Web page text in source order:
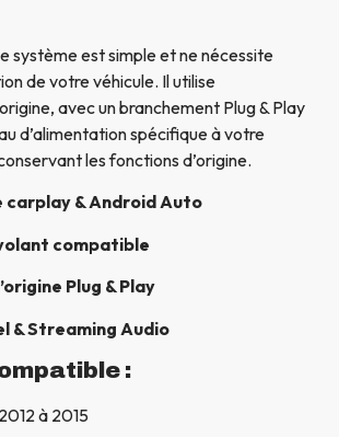
système est simple et ne nécessite
de votre véhicule. Il utilise
avec un branchement Plug & Play
d’alimentation spécifique à votre
les fonctions d’origine.
carplay & Android Auto
compatible
Plug & Play
& Streaming Audio
:
à 2015